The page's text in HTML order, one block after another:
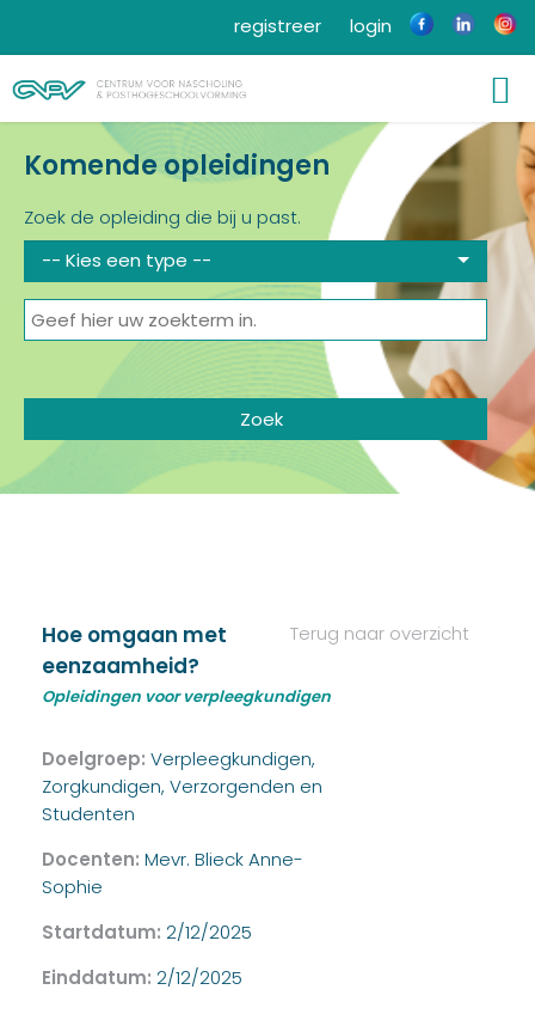
login
registreer
Komende opleidingen
Zoek de opleiding die bij u past.
-- Kies een type --
Terug naar overzicht
Hoe omgaan met
eenzaamheid?
Opleidingen voor verpleegkundigen
Doelgroep: Verpleegkundigen,
Zorgkundigen, Verzorgenden en
Studenten
Docenten: Mevr. Blieck Anne-
Sophie
Startdatum: 2/12/2025
Einddatum: 2/12/2025